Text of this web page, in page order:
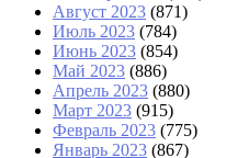
Август 2023 (871)
Июль 2023 (784)
Июнь 2023 (854)
Май 2023 (886)
Апрель 2023 (880)
Март 2023 (915)
Февраль 2023 (775)
Январь 2023 (867)